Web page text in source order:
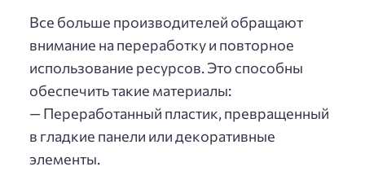
Все больше производителей обращают
внимание на переработку и повторное
использование ресурсов. Это способны
обеспечить такие материалы:
— Переработанный пластик, превращенный
в гладкие панели или декоративные
элементы.